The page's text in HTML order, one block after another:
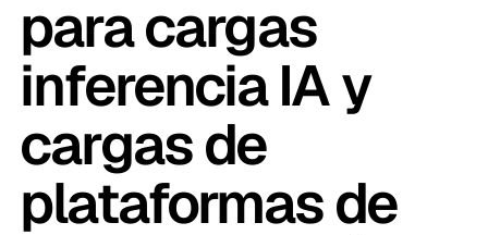
para cargas
inferencia IA y
cargas de
plataformas de